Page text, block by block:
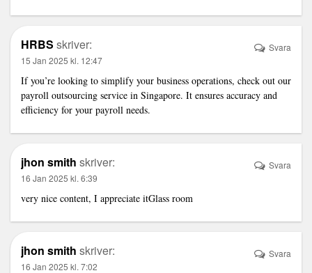
HRBS skriver:
15 Jan 2025 kl. 12:47
If you’re looking to simplify your business operations, check out our
payroll outsourcing service in Singapore. It ensures accuracy and
efficiency for your payroll needs.
Svara
jhon smith skriver:
16 Jan 2025 kl. 6:39
very nice content, I appreciate itGlass room
Svara
jhon smith skriver:
16 Jan 2025 kl. 7:02
Svara